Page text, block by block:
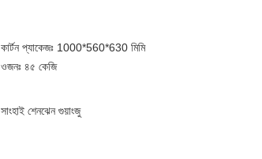
কার্টন প্যাকেজঃ 1000*560*630 মিমি
ওজনঃ ৪৫ কেজি
সাংহাই শেনঝেন গুয়াংজু